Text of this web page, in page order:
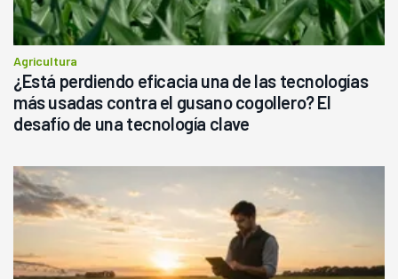
Agricultura
¿Está perdiendo eficacia una de las tecnologías
más usadas contra el gusano cogollero? El
desafío de una tecnología clave